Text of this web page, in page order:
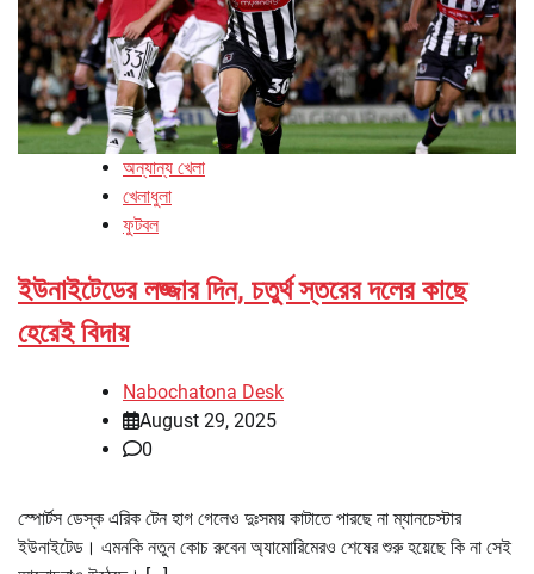
অন্যান্য খেলা
খেলাধুলা
ফুটবল
ইউনাইটেডের লজ্জার দিন, চতুর্থ স্তরের দলের কাছে
হেরেই বিদায়
Nabochatona Desk
August 29, 2025
0
স্পোর্টস ডেস্ক এরিক টেন হাগ গেলেও দুঃসময় কাটাতে পারছে না ম্যানচেস্টার
ইউনাইটেড। এমনকি নতুন কোচ রুবেন অ্যামোরিমেরও শেষের শুরু হয়েছে কি না সেই